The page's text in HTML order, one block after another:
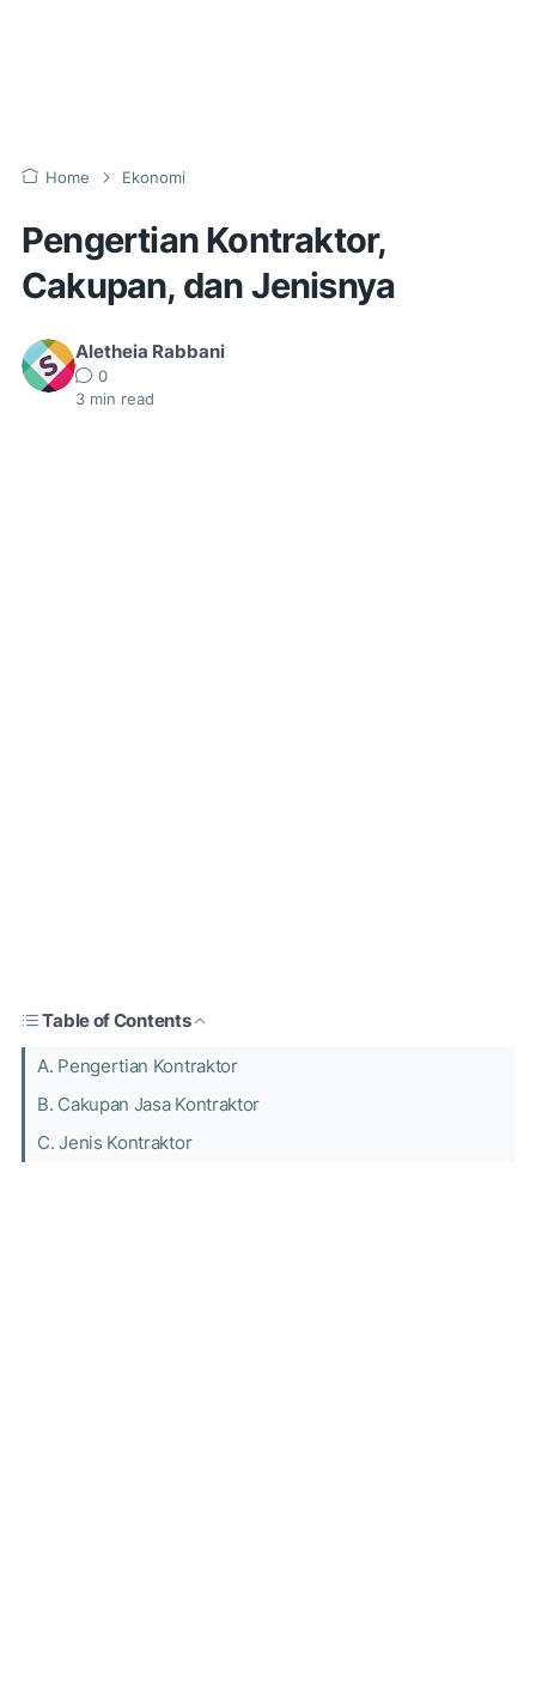
Home Ekonomi
Pengertian Kontraktor,
Cakupan, dan Jenisnya
Aletheia Rabbani
0
3 min read
Table of Contents
A. Pengertian Kontraktor
B. Cakupan Jasa Kontraktor
C. Jenis Kontraktor